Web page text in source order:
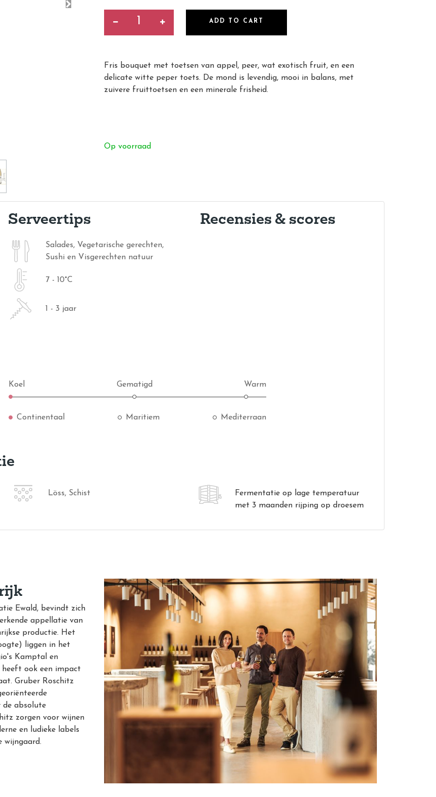
ADD TO CART
Fris bouquet met toetsen van appel, peer, wat exotisch fruit, en een
delicate witte peper toets. De mond is levendig, mooi in balans, met
zuivere fruittoetsen en een minerale frisheid.
Op voorraad
Serveertips
Salades, Vegetarische gerechten,
Sushi en Visgerechten natuur
7 - 10°C
1 - 3 jaar
Recensies & scores
Koel Gematigd Warm
Continentaal Maritiem Mediterraan
Löss, Schist
Fermentatie op lage temperatuur
met 3 maanden rijping op droesem
Ewald, bevindt zich
appellatie van
productie. Het
liggen in het
Kamptal en
ook een impact
Gruber Roschitz
de absolute
zorgen voor wijnen
en ludieke labels
wijngaard.